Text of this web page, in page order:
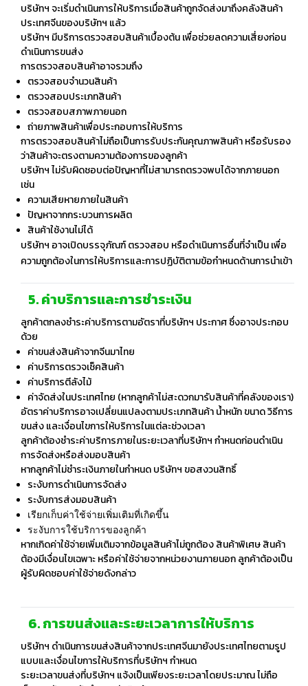
บริษัทฯ จะเริ่มดำเนินการให้บริการเมื่อสินค้าถูกจัดส่งมาถึงคลังสินค้า
ประเทศจีนของบริษัทฯ แล้ว
บริษัทฯ มีบริการตรวจสอบสินค้าเบื้องต้น เพื่อช่วยลดความเสี่ยงก่อน
ดำเนินการขนส่ง
การตรวจสอบสินค้าอาจรวมถึง
ตรวจสอบจำนวนสินค้า
ตรวจสอบประเภทสินค้า
ตรวจสอบสภาพภายนอก
ถ่ายภาพสินค้าเพื่อประกอบการให้บริการ
การตรวจสอบสินค้าไม่ถือเป็นการรับประกันคุณภาพสินค้า หรือรับรอง
ว่าสินค้าจะตรงตามความต้องการของลูกค้า
บริษัทฯ ไม่รับผิดชอบต่อปัญหาที่ไม่สามารถตรวจพบได้จากภายนอก
เช่น
ความเสียหายภายในสินค้า
ปัญหาจากกระบวนการผลิต
สินค้าใช้งานไม่ได้
บริษัทฯ อาจเปิดบรรจุภัณฑ์ ตรวจสอบ หรือดำเนินการอื่นที่จำเป็น เพื่อ
ความถูกต้องในการให้บริการและการปฏิบัติตามข้อกำหนดด้านการนำเข้า
5. ค่าบริการและการชำระเงิน
ลูกค้าตกลงชำระค่าบริการตามอัตราที่บริษัทฯ ประกาศ ซึ่งอาจประกอบ
ด้วย
ค่าขนส่งสินค้าจากจีนมาไทย
ค่าบริการตรวจเช็คสินค้า
ค่าบริการตีลังไม้
ค่าจัดส่งในประเทศไทย (หากลูกค้าไม่สะดวกมารับสินค้าที่คลังของเรา)
อัตราค่าบริการอาจเปลี่ยนแปลงตามประเภทสินค้า น้ำหนัก ขนาด วิธีการ
ขนส่ง และเงื่อนไขการให้บริการในแต่ละช่วงเวลา
ลูกค้าต้องชำระค่าบริการภายในระยะเวลาที่บริษัทฯ กำหนดก่อนดำเนิน
การจัดส่งหรือส่งมอบสินค้า
หากลูกค้าไม่ชำระเงินภายในกำหนด บริษัทฯ ขอสงวนสิทธิ์
ระงับการดำเนินการจัดส่ง
ระงับการส่งมอบสินค้า
เรียกเก็บค่าใช้จ่ายเพิ่มเติมที่เกิดขึ้น
ระงับการใช้บริการของลูกค้า
หากเกิดค่าใช้จ่ายเพิ่มเติมจากข้อมูลสินค้าไม่ถูกต้อง สินค้าพิเศษ สินค้า
ต้องมีเงื่อนไขเฉพาะ หรือค่าใช้จ่ายจากหน่วยงานภายนอก ลูกค้าต้องเป็น
ผู้รับผิดชอบค่าใช้จ่ายดังกล่าว
6. การขนส่งและระยะเวลาการให้บริการ
บริษัทฯ ดำเนินการขนส่งสินค้าจากประเทศจีนมายังประเทศไทยตามรูป
แบบและเงื่อนไขการให้บริการที่บริษัทฯ กำหนด
ระยะเวลาขนส่งที่บริษัทฯ แจ้งเป็นเพียงระยะเวลาโดยประมาณ ไม่ถือ